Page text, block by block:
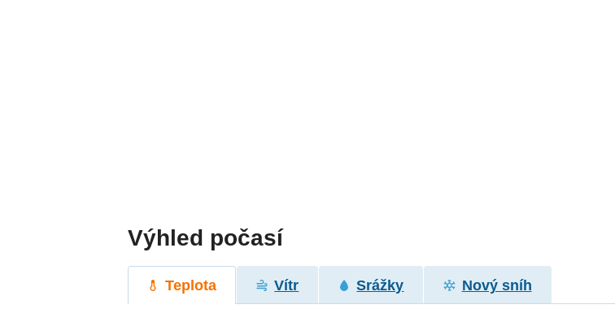
Výhled počasí
Teplota Vítr Srážky Nový sníh